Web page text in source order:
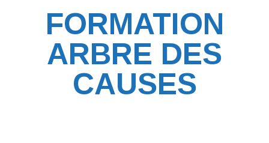
FORMATION
ARBRE DES
CAUSES